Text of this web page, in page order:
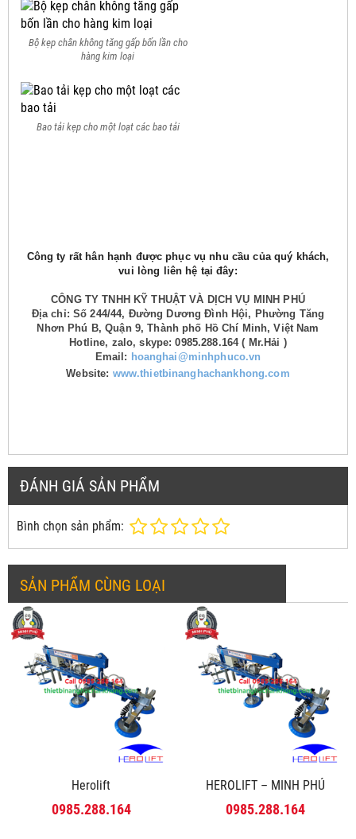
Bộ kẹp chân không tăng gấp bốn lần cho
hàng kim loại
Bao tải kẹp cho một loạt các bao tải
Công ty rất hân hạnh được phục vụ nhu cầu của quý khách,
vui lòng liên hệ tại đây:
CÔNG TY TNHH KỸ THUẬT VÀ DỊCH VỤ MINH PHÚ
Địa chỉ: Số 244/44, Đường Dương Đình Hội, Phường Tăng
Nhơn Phú B, Quận 9, Thành phố Hồ Chí Minh, Việt Nam
Hotline, zalo, skype: 0985.288.164 ( Mr.Hải )
Email: hoanghai@minhphuco.vn
Website: www.thietbinanghachankhong.com
ĐÁNH GIÁ SẢN PHẨM
Bình chọn sản phẩm:
SẢN PHẨM CÙNG LOẠI
Herolift
0985.288.164
HEROLIFT – MINH PHÚ
0985.288.164